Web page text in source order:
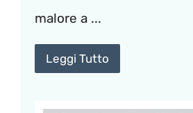
malore a ...
Leggi Tutto